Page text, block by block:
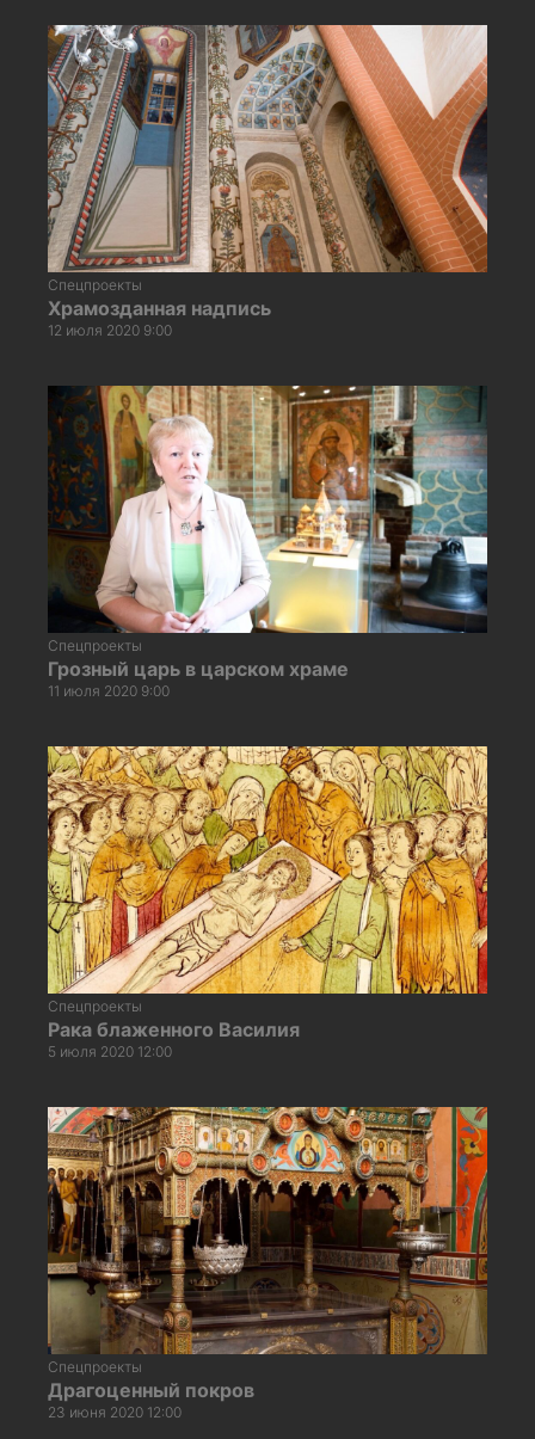
Спецпроекты
Храмозданная надпись
12 июля 2020 9:00
Спецпроекты
Грозный царь в царском храме
11 июля 2020 9:00
Спецпроекты
Рака блаженного Василия
5 июля 2020 12:00
Спецпроекты
Драгоценный покров
23 июня 2020 12:00